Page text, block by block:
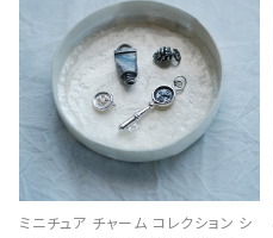
ミニチュア チャーム コレクション シ